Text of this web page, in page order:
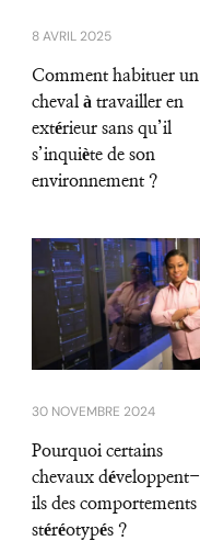
8 AVRIL 2025
Comment habituer un
cheval à travailler en
extérieur sans qu’il
s’inquiète de son
environnement ?
30 NOVEMBRE 2024
Pourquoi certains
chevaux développent-
ils des comportements
stéréotypés ?